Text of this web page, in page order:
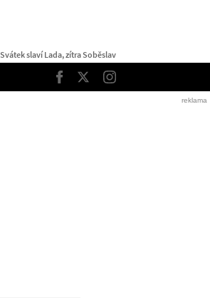
Svátek slaví Lada, zítra Soběslav
Facebook
TwitterInstagram